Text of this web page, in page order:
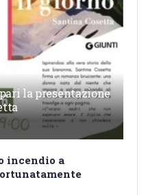
la presentazione
incendio a